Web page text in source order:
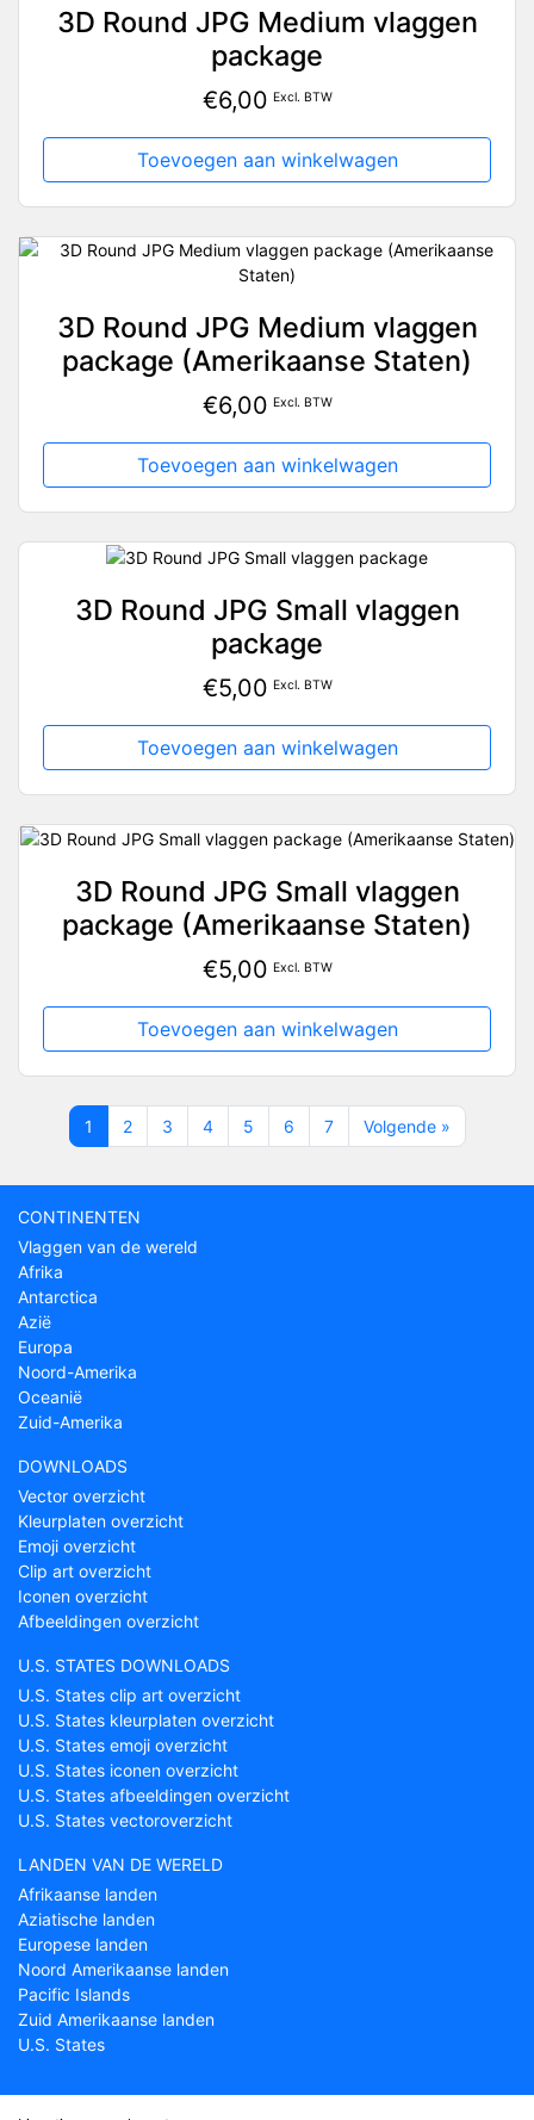
3D Round JPG Medium vlaggen
package
€6,00 Excl. BTW
Toevoegen aan winkelwagen
3D Round JPG Medium vlaggen
package (Amerikaanse Staten)
€6,00 Excl. BTW
Toevoegen aan winkelwagen
3D Round JPG Small vlaggen
package
€5,00 Excl. BTW
Toevoegen aan winkelwagen
3D Round JPG Small vlaggen
package (Amerikaanse Staten)
€5,00 Excl. BTW
Toevoegen aan winkelwagen
1 2 3 4 5 6 7 Volgende »
CONTINENTEN
Vlaggen van de wereld
Afrika
Antarctica
Azië
Europa
Noord-Amerika
Oceanië
Zuid-Amerika
DOWNLOADS
Vector overzicht
Kleurplaten overzicht
Emoji overzicht
Clip art overzicht
Iconen overzicht
Afbeeldingen overzicht
U.S. STATES DOWNLOADS
U.S. States clip art overzicht
U.S. States kleurplaten overzicht
U.S. States emoji overzicht
U.S. States iconen overzicht
U.S. States afbeeldingen overzicht
U.S. States vectoroverzicht
LANDEN VAN DE WERELD
Afrikaanse landen
Aziatische landen
Europese landen
Noord Amerikaanse landen
Pacific Islands
Zuid Amerikaanse landen
U.S. States